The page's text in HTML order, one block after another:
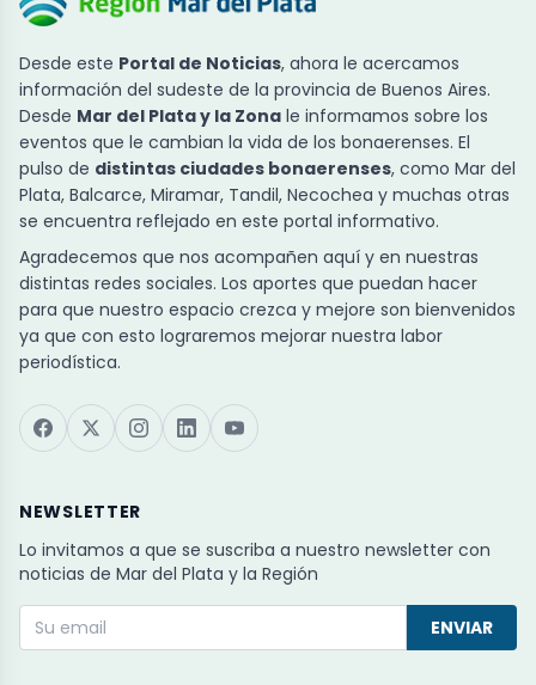
Desde este Portal de Noticias, ahora le acercamos
información del sudeste de la provincia de Buenos Aires.
Desde Mar del Plata y la Zona le informamos sobre los
eventos que le cambian la vida de los bonaerenses. El
pulso de distintas ciudades bonaerenses, como Mar del
Plata, Balcarce, Miramar, Tandil, Necochea y muchas otras
se encuentra reflejado en este portal informativo.
Agradecemos que nos acompañen aquí y en nuestras
distintas redes sociales. Los aportes que puedan hacer
para que nuestro espacio crezca y mejore son bienvenidos
ya que con esto lograremos mejorar nuestra labor
periodística.
NEWSLETTER
Lo invitamos a que se suscriba a nuestro newsletter con
noticias de Mar del Plata y la Región
ENVIAR